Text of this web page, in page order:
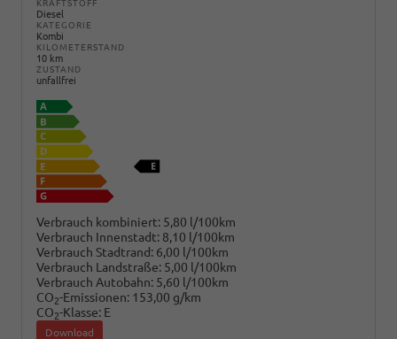
KRAFTSTOFF
Diesel
KATEGORIE
Kombi
KILOMETERSTAND
10 km
ZUSTAND
unfallfrei
Verbrauch kombiniert: 5,80 l/100km
Verbrauch Innenstadt: 8,10 l/100km
Verbrauch Stadtrand: 6,00 l/100km
Verbrauch Landstraße: 5,00 l/100km
Verbrauch Autobahn: 5,60 l/100km
CO2-Emissionen: 153,00 g/km
CO2-Klasse: E
Download